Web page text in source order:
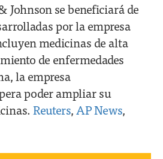
Johnson se beneficiará de
por la empresa
medicinas de alta
de enfermedades
la empresa
poder ampliar su
Reuters, AP News,